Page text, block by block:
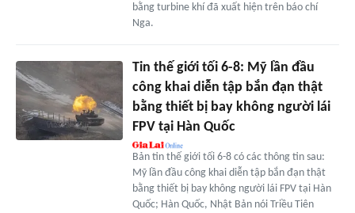
bằng turbine khí đã xuất hiện trên báo chí
Nga.
Tin thế giới tối 6-8: Mỹ lần đầu
công khai diễn tập bắn đạn thật
bằng thiết bị bay không người lái
FPV tại Hàn Quốc
Bản tin thế giới tối 6-8 có các thông tin sau:
Mỹ lần đầu công khai diễn tập bắn đạn thật
bằng thiết bị bay không người lái FPV tại Hàn
Quốc; Hàn Quốc, Nhật Bản nói Triều Tiên